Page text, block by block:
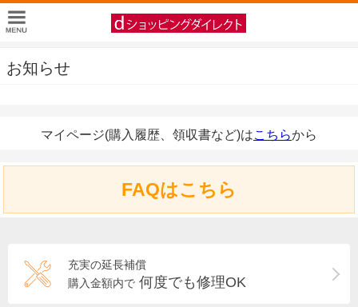
お知らせ
マイページ(購入履歴、領収書など)はこちらから
FAQはこちら
充実の延長補償
購入金額内で 何度でも修理OK